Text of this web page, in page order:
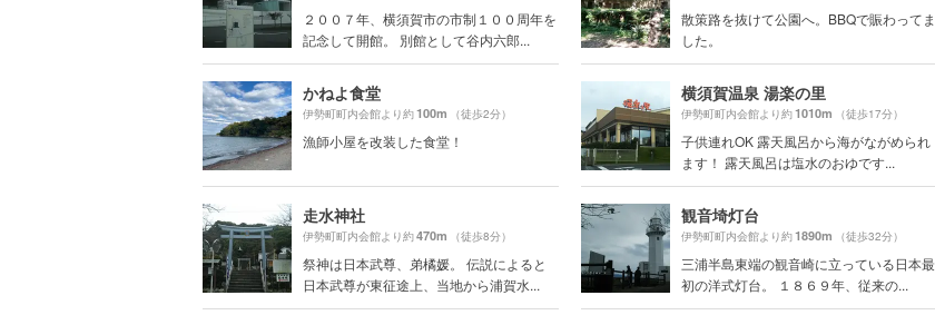
２００７年、横須賀市の市制１００周年を
記念して開館。 別館として谷内六郎...
散策路を抜けて公園へ。BBQで賑わってま
した。
かねよ食堂
伊勢町町内会館より約100m （徒歩2分）
漁師小屋を改装した食堂！
横須賀温泉 湯楽の里
伊勢町町内会館より約1010m （徒歩17分）
子供連れOK 露天風呂から海がながめられ
ます！ 露天風呂は塩水のおゆです...
走水神社
伊勢町町内会館より約470m （徒歩8分）
祭神は日本武尊、弟橘媛。 伝説によると
日本武尊が東征途上、当地から浦賀水...
観音埼灯台
伊勢町町内会館より約1890m （徒歩32分）
三浦半島東端の観音崎に立っている日本最
初の洋式灯台。 １８６９年、従来の...